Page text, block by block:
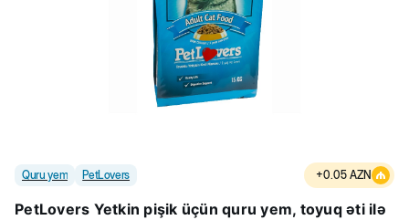
Quru yem PetLovers +0.05 AZN
PetLovers Yetkin pişik üçün quru yem, toyuq əti ilə